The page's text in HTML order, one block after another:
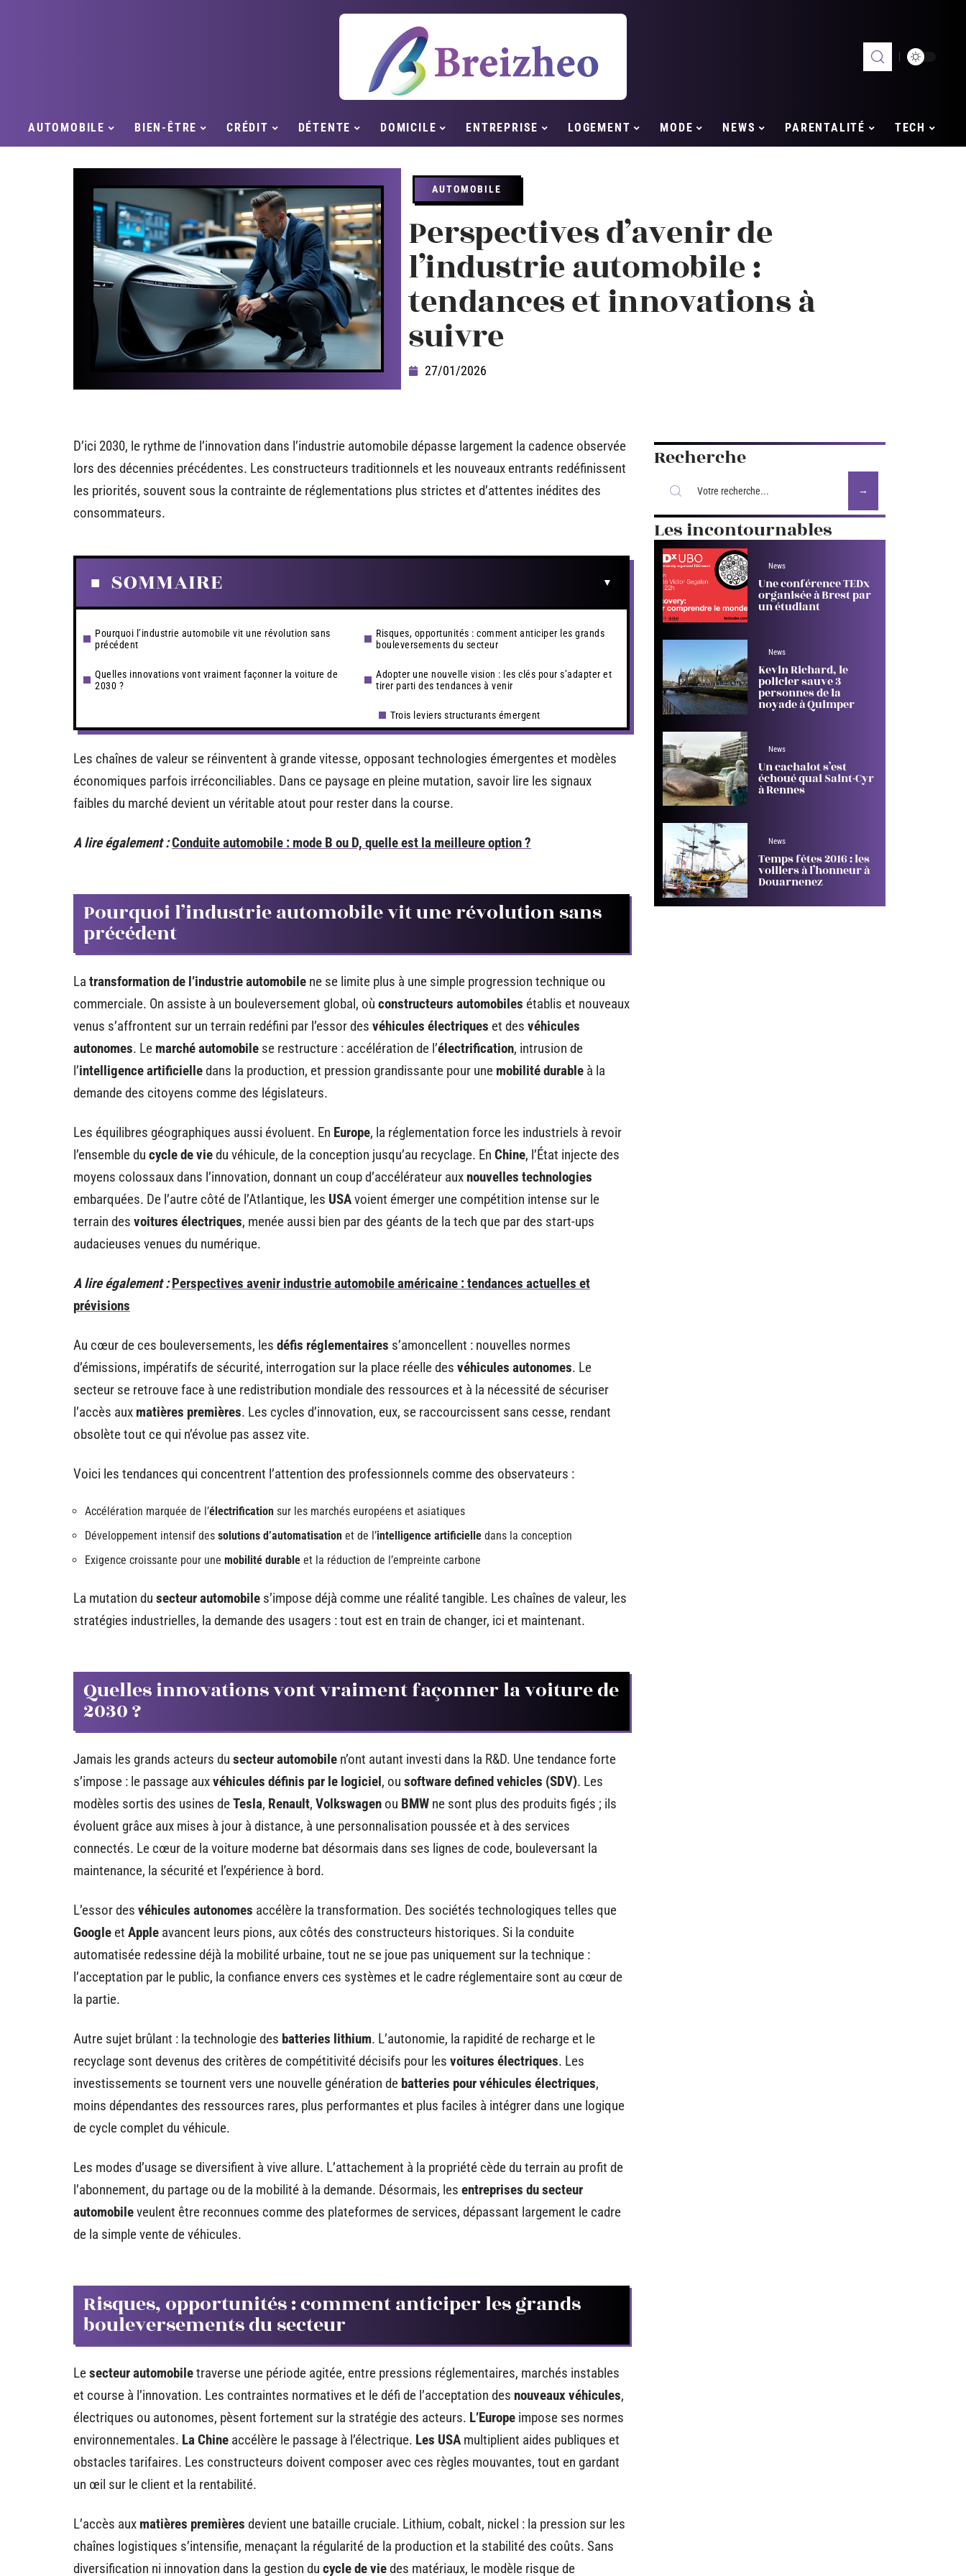
AUTOMOBILE BIEN-ÊTRE CRÉDIT DÉTENTE DOMICILE ENTREPRISE LOGEMENT MODE NEWS PARENTALITÉ TECH
AUTOMOBILE
Perspectives d’avenir de
l’industrie automobile :
tendances et innovations à
suivre
27/01/2026
D’ici 2030, le rythme de l’innovation dans l’industrie automobile dépasse largement la cadence observée
lors des décennies précédentes. Les constructeurs traditionnels et les nouveaux entrants redéfinissent
les priorités, souvent sous la contrainte de réglementations plus strictes et d’attentes inédites des
consommateurs.
SOMMAIRE
Pourquoi l’industrie automobile vit une révolution sans
précédent
Quelles innovations vont vraiment façonner la voiture de
2030 ?
Risques, opportunités : comment anticiper les grands
bouleversements du secteur
Adopter une nouvelle vision : les clés pour s’adapter et
tirer parti des tendances à venir
Trois leviers structurants émergent
Les chaînes de valeur se réinventent à grande vitesse, opposant technologies émergentes et modèles
économiques parfois irréconciliables. Dans ce paysage en pleine mutation, savoir lire les signaux
faibles du marché devient un véritable atout pour rester dans la course.
A lire également :Conduite automobile : mode B ou D, quelle est la meilleure option ?
Pourquoi l’industrie automobile vit une révolution sans
précédent
La transformation de l’industrie automobile ne se limite plus à une simple progression technique ou
commerciale. On assiste à un bouleversement global, où constructeurs automobiles établis et nouveaux
venus s’affrontent sur un terrain redéfini par l’essor des véhicules électriques et des véhicules
autonomes. Le marché automobile se restructure : accélération de l’électrification, intrusion de
l’intelligence artificielledans la production, et pression grandissante pour une mobilité durable à la
demande des citoyens comme des législateurs.
Les équilibres géographiques aussi évoluent. En Europe, la réglementation force les industriels à revoir
l’ensemble du cycle de viedu véhicule, de la conception jusqu’au recyclage. En Chine, l’État injecte des
moyens colossaux dans l’innovation, donnant un coup d’accélérateur aux nouvelles technologies
embarquées. De l’autre côté de l’Atlantique, les USAvoient émerger une compétition intense sur le
terrain des voitures électriques, menée aussi bien par des géants de la tech que par des start-ups
audacieuses venues du numérique.
A lire également : Perspectives avenir industrie automobile américaine : tendances actuelles et
prévisions
Au cœur de ces bouleversements, les défis réglementaires s’amoncellent : nouvelles normes
d’émissions, impératifs de sécurité, interrogation sur la place réelle des véhicules autonomes. Le
secteur se retrouve face à une redistribution mondiale des ressources et à la nécessité de sécuriser
l’accès aux matières premières. Les cycles d’innovation, eux, se raccourcissent sans cesse, rendant
obsolète tout ce qui n’évolue pas assez vite.
Voici les tendances qui concentrent l’attention des professionnels comme des observateurs :
Accélération marquée de l’électrification sur les marchés européens et asiatiques
Développement intensif des solutions d’automatisation et de l’intelligence artificielle dans la conception
Exigence croissante pour une mobilité durable et la réduction de l’empreinte carbone
La mutation du secteur automobile s’impose déjà comme une réalité tangible. Les chaînes de valeur, les
stratégies industrielles, la demande des usagers : tout est en train de changer, ici et maintenant.
Quelles innovations vont vraiment façonner la voiture de
2030 ?
Jamais les grands acteurs du secteur automobile n’ont autant investi dans la R&D. Une tendance forte
s’impose : le passage auxvéhicules définis par le logiciel, ou software defined vehicles (SDV). Les
modèles sortis des usines deTesla, Renault, Volkswagen ou BMW ne sont plus des produits figés ; ils
évoluent grâce aux mises à jour à distance, à une personnalisation poussée et à des services
connectés. Le cœur de la voiture moderne bat désormais dans ses lignes de code, bouleversant la
maintenance, la sécurité et l’expérience à bord.
L’essor des véhicules autonomes accélère la transformation. Des sociétés technologiques telles que
Google et Apple avancent leurs pions, aux côtés des constructeurs historiques. Si la conduite
automatisée redessine déjà la mobilité urbaine, tout ne se joue pas uniquement sur la technique :
l’acceptation par le public, la confiance envers ces systèmes et le cadre réglementaire sont au cœur de
la partie.
Autre sujet brûlant : la technologie des batteries lithium. L’autonomie, la rapidité de recharge et le
recyclage sont devenus des critères de compétitivité décisifs pour les voitures électriques. Les
investissements se tournent vers une nouvelle génération de batteries pour véhicules électriques,
moins dépendantes des ressources rares, plus performantes et plus faciles à intégrer dans une logique
de cycle complet du véhicule.
Les modes d’usage se diversifient à vive allure. L’attachement à la propriété cède du terrain au profit de
l’abonnement, du partage ou de la mobilité à la demande. Désormais, les entreprises du secteur
automobileveulent être reconnues comme des plateformes de services, dépassant largement le cadre
de la simple vente de véhicules.
Risques, opportunités : comment anticiper les grands
bouleversements du secteur
Lesecteur automobiletraverse une période agitée, entre pressions réglementaires, marchés instables
et course à l’innovation. Les contraintes normatives et le défi de l’acceptation des nouveaux véhicules,
électriques ou autonomes, pèsent fortement sur la stratégie des acteurs. L’Europe impose ses normes
environnementales. La Chine accélère le passage à l’électrique. Les USA multiplient aides publiques et
obstacles tarifaires. Les constructeurs doivent composer avec ces règles mouvantes, tout en gardant
un œil sur le client et la rentabilité.
L’accès aux matières premières devient une bataille cruciale. Lithium, cobalt, nickel : la pression sur les
chaînes logistiques s’intensifie, menaçant la régularité de la production et la stabilité des coûts. Sans
diversification ni innovation dans la gestion du cycle de viedes matériaux, le modèle risque de
Recherche
Les incontournables
News
Une conférence TEDx
organisée à Brest par
un étudiant
News
Kevin Richard, le
policier sauve 3
personnes de la
noyade à Quimper
News
Un cachalot s’est
échoué quai Saint-Cyr
à Rennes
News
Temps fêtes 2016 : les
voiliers à l’honneur à
Douarnenez